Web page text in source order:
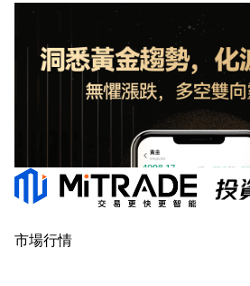
市場行情